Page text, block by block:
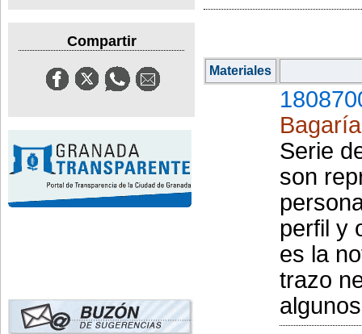
Compartir
Materiales
Serie
son
perfil y
es la
trazo